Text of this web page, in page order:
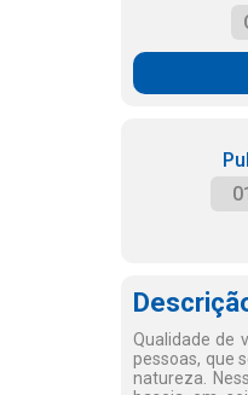
Qualidade de
pessoas, que
natureza.